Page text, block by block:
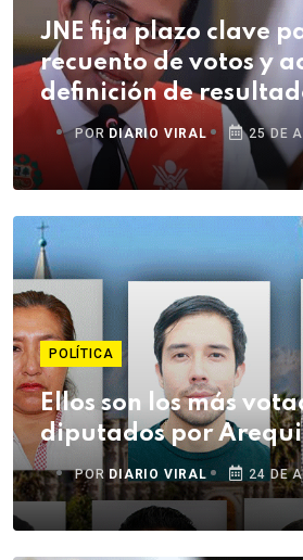
JNE fija plazo clave
recuento de votos y
definición de
comicios
POR DIARIO VIRAL 25 DE
POLÍTICA
Ellos son los más
diputados por
POR DIARIO VIRAL 24 DE